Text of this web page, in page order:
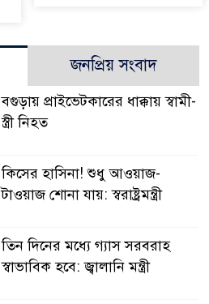
জনপ্রিয় সংবাদ
বগুড়ায় প্রাইভেটকারের ধাক্কায় স্বামী-
স্ত্রী নিহত
কিসের হাসিনা! শুধু আওয়াজ-
টাওয়াজ শোনা যায়: স্বরাষ্ট্রমন্ত্রী
তিন দিনের মধ্যে গ্যাস সরবরাহ
স্বাভাবিক হবে: জ্বালানি মন্ত্রী